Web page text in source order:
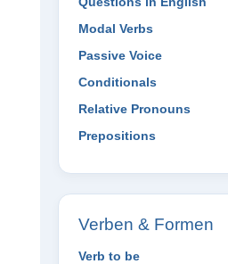
Modal Verbs
Passive Voice
Conditionals
Relative Pronouns
Prepositions
Verben & Formen
Verb to be